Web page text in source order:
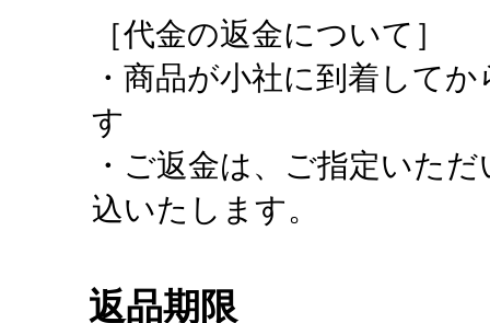
［代金の返金について］
・商品が小社に到着して
す
・ご返金は、ご指定いた
込いたします。
返品期限